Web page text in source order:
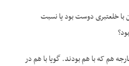
با خلعتبری دوست بود یا نسبت
هم که با هم بودند. گویا با هم در